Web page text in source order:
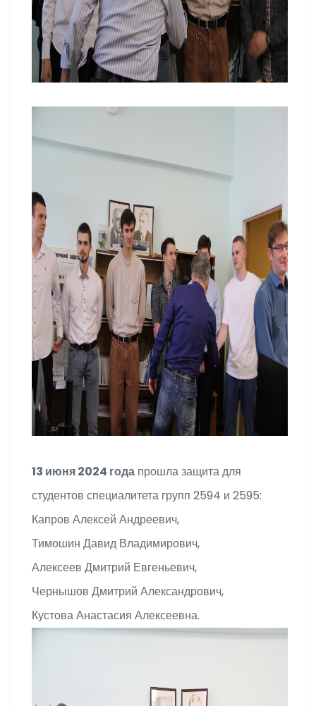
13 июня 2024 года прошла защита для
студентов специалитета групп 2594 и 2595:
Капров Алексей Андреевич,
Тимошин Давид Владимирович,
Алексеев Дмитрий Евгеньевич,
Чернышов Дмитрий Александрович,
Кустова Анастасия Алексеевна.